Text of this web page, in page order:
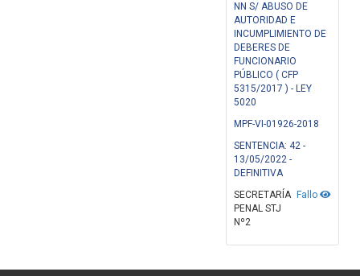
NN S/ ABUSO DE
AUTORIDAD E
INCUMPLIMIENTO DE
DEBERES DE
FUNCIONARIO
PÚBLICO ( CFP
5315/2017 ) - LEY
5020
MPF-VI-01926-2018
SENTENCIA: 42 -
13/05/2022 -
DEFINITIVA
Fallo
SECRETARÍA
PENAL STJ
Nº2